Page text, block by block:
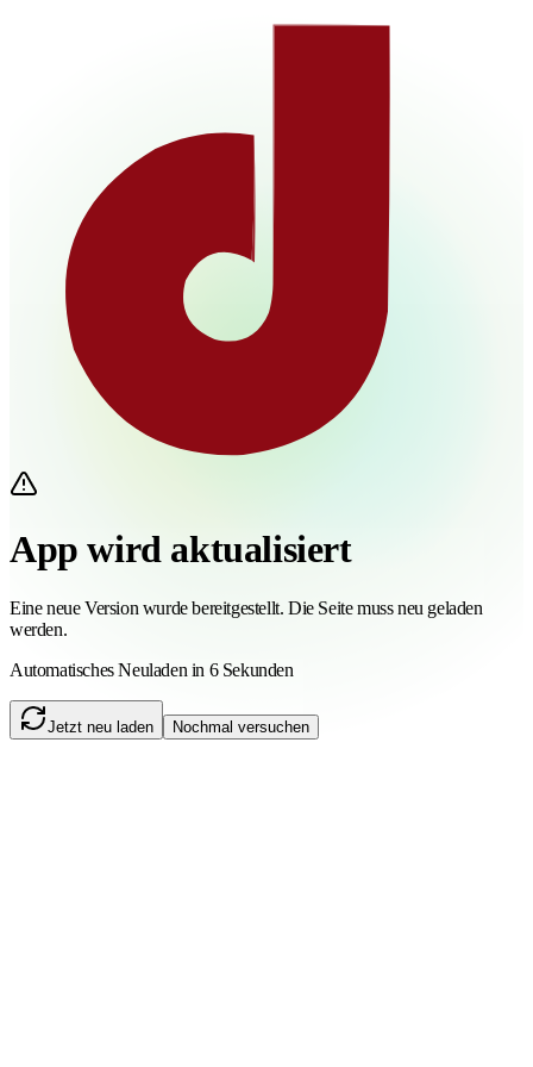
App wird aktualisiert
Eine neue Version wurde bereitgestellt. Die Seite muss neu geladen
werden.
Automatisches Neuladen in 6 Sekunden
Jetzt neu laden Nochmal versuchen